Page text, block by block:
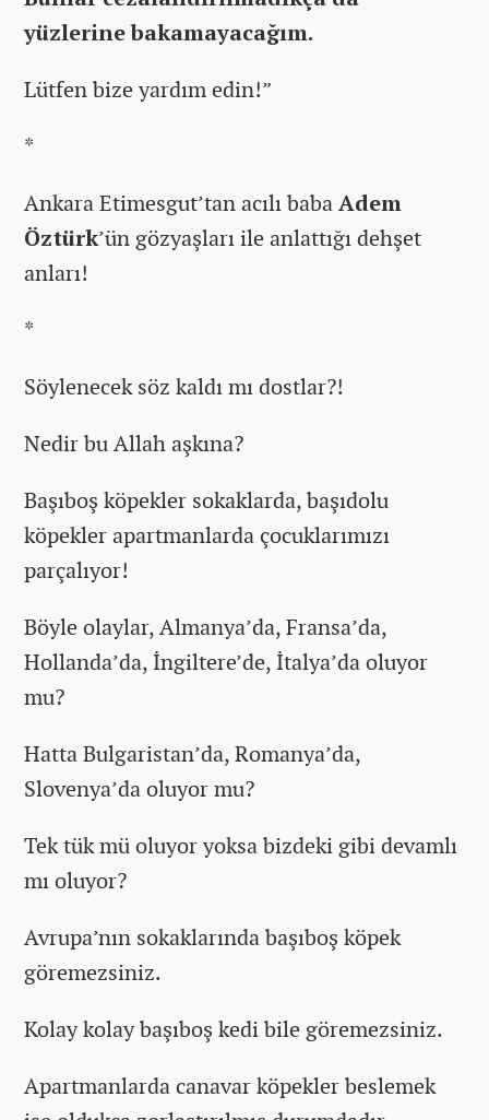
yüzlerine bakamayacağım.
Lütfen bize yardım edin!”
*
Ankara Etimesgut’tan acılı babaAdem
Öztürk’ün gözyaşları ile anlattığı dehşet
anları!
*
Söylenecek söz kaldı mı dostlar?!
Nedir bu Allah aşkına?
Başıboş köpekler sokaklarda, başıdolu
köpekler apartmanlarda çocuklarımızı
parçalıyor!
Böyle olaylar, Almanya’da, Fransa’da,
Hollanda’da, İngiltere’de, İtalya’da oluyor
mu?
Hatta Bulgaristan’da, Romanya’da,
Slovenya’da oluyor mu?
Tek tük mü oluyor yoksa bizdeki gibi devamlı
mı oluyor?
Avrupa’nın sokaklarında başıboş köpek
göremezsiniz.
Kolay kolay başıboş kedi bile göremezsiniz.
Apartmanlarda canavar köpekler beslemek